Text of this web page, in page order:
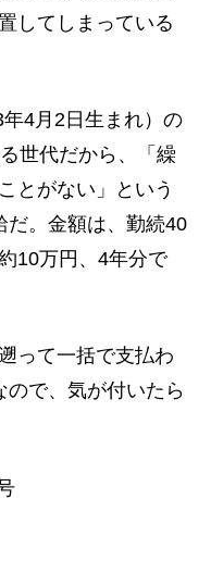
してしまっている
4月2日生まれ）の
世代だから、「繰
とがない」という
だ。金額は、勤続40
10万円、4年分で
って一括で支払わ
で、気が付いたら